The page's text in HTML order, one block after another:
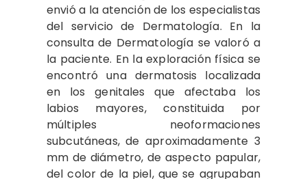
envió a la atención de los especialistas
del servicio de Dermatología. En la
consulta de Dermatología se valoró a
la paciente. En la exploración física se
encontró una dermatosis localizada
en los genitales que afectaba los
labios mayores, constituida por
múltiples neoformaciones
subcutáneas, de aproximadamente 3
mm de diámetro, de aspecto papular,
del color de la piel, que se agrupaban